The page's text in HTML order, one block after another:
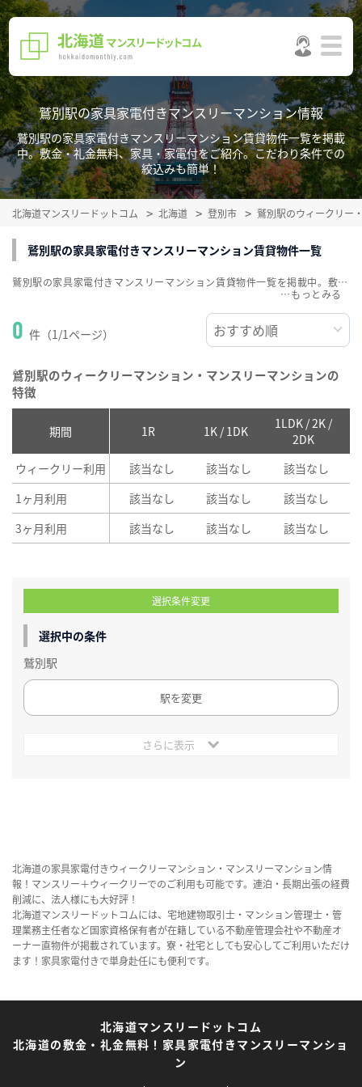
鷲別駅の家具家電付きマンスリーマンション情報
鷲別駅の家具家電付きマンスリーマンション賃貸物件一覧を掲載
中。敷金・礼金無料、家具・家電付をご紹介。こだわり条件での
絞込みも簡単！
北海道マンスリードットコム 北海道 登別市 鷲別駅のウィークリー
鷲別駅の家具家電付きマンスリーマンション賃貸物件一覧
0 件（1/1ページ）
鷲別駅のウィークリーマンション・マンスリーマンションの
特徴
期間 1R 1K / 1DK
1LDK / 2K /
2DK
ウィークリー利用 該当なし 該当なし 該当なし
1ヶ月利用
該当なし 該当なし 該当なし
3ヶ月利用
該当なし 該当なし 該当なし
鷲別駅の家具家電付きマンスリーマンション賃貸物件一覧を掲載中。敷金・礼金無料、家具・家電付をご紹介。こだわり条件での絞込みも簡単！
…
選択条件変更
選択中の条件
鷲別駅
駅を変更
さらに表示
北海道の家具家電付きウィークリーマンション・マンスリーマンション情
報！マンスリー＋ウィークリーでのご利用も可能です。連泊・長期出張の経費
削減に、法人様にも大好評！
北海道マンスリードットコムには、宅地建物取引士・マンション管理士・管
理業務主任者など国家資格保有者が在籍している不動産管理会社や不動産オ
ーナー直物件が掲載されています。寮・社宅としても安心してご利用いただけ
ます！家具家電付きで単身赴任にも便利です。
北海道マンスリードットコム
北海道の敷金・礼金無料！家具家電付きマンスリーマンショ
ン